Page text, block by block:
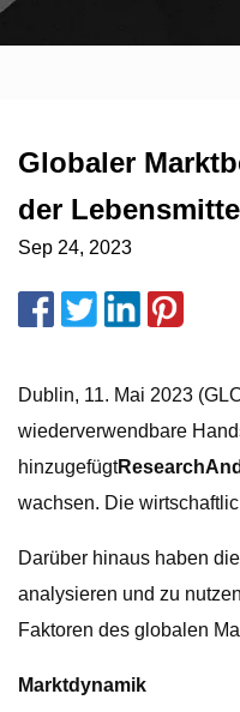
Globaler
der
Sep 24, 2023
Dublin, 11. Mai 2023
wiederverwendbare
hinzugefügt
wachsen. Die
Darüber hinaus haben
analysieren und zu
Faktoren des globalen
Marktdynamik